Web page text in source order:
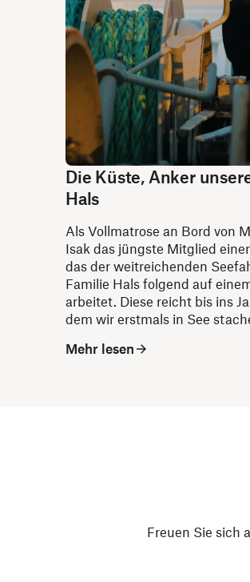
Die Küste, Anker
Hals
Als Vollmatrose an Bord von
Isak das jüngste Mitglied
das der weitreichenden
Familie Hals folgend auf
arbeitet. Diese reicht bis ins
dem wir erstmals in See
Mehr lesen
Freuen Sie sich